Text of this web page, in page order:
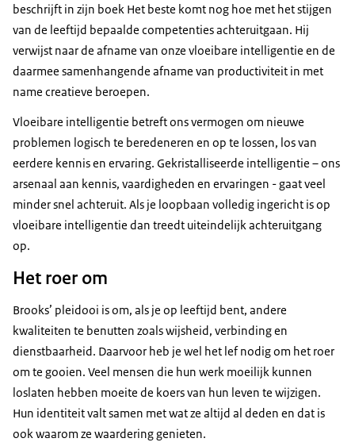
beschrijft in zijn boek Het beste komt nog hoe met het stijgen
van de leeftijd bepaalde competenties achteruitgaan. Hij
verwijst naar de afname van onze vloeibare intelligentie en de
daarmee samenhangende afname van productiviteit in met
name creatieve beroepen.
Vloeibare intelligentie betreft ons vermogen om nieuwe
problemen logisch te beredeneren en op te lossen, los van
eerdere kennis en ervaring. Gekristalliseerde intelligentie – ons
arsenaal aan kennis, vaardigheden en ervaringen - gaat veel
minder snel achteruit. Als je loopbaan volledig ingericht is op
vloeibare intelligentie dan treedt uiteindelijk achteruitgang
op.
Het roer om
Brooks’ pleidooi is om, als je op leeftijd bent, andere
kwaliteiten te benutten zoals wijsheid, verbinding en
dienstbaarheid. Daarvoor heb je wel het lef nodig om het roer
om te gooien. Veel mensen die hun werk moeilijk kunnen
loslaten hebben moeite de koers van hun leven te wijzigen.
Hun identiteit valt samen met wat ze altijd al deden en dat is
ook waarom ze waardering genieten.